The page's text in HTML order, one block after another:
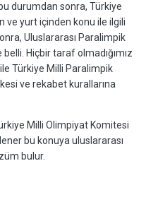
durumdan sonra, Türkiye
ve yurt içinden konu ile ilgili
Uluslararası Paralimpik
Hiçbir taraf olmadığımız
Türkiye Milli Paralimpik
ve rekabet kurallarına
Milli Olimpiyat Komitesi
bu konuya uluslararası
bulur.